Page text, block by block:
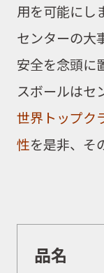
用を可能にし
センターの大
安全を念頭に
スボールはセ
世界トップク
性を是非、そ
品名